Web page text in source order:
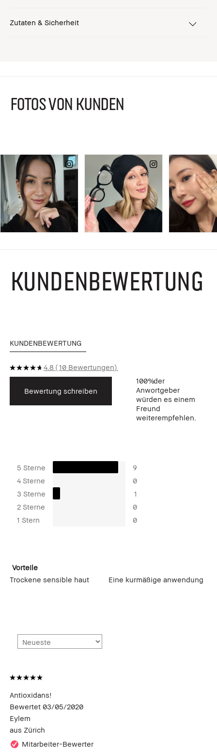
Zutaten & Sicherheit
FOTOS VON KUNDEN
KUNDENBEWERTUNG
KUNDENBEWERTUNG
4.8 10 Bewertungen
Bewertung schreiben
100%der
Anwortgeber
würden es einem
Freund
weiterempfehlen.
5 Sterne
9
4 Sterne
0
3 Sterne
1
2 Sterne
0
1 Stern
0
Vorteile
Trockene sensible haut
Eine kurmäßige anwendung
Antioxidans!
Bewertet 03/05/2020
Eylem
aus Zürich
Mitarbeiter-Bewerter